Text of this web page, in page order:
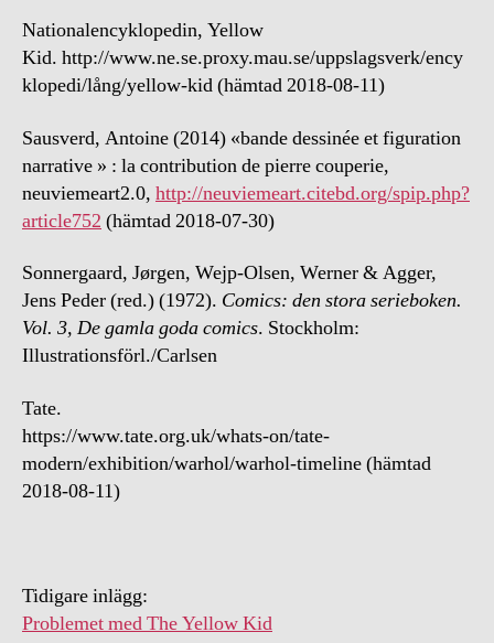
Nationalencyklopedin, Yellow
Kid. http://www.ne.se.proxy.mau.se/uppslagsverk/ency
klopedi/lång/yellow-kid(hämtad 2018-08-11)
Sausverd, Antoine (2014) «bande dessinée et figuration
narrative » : la contribution de pierre couperie,
neuviemeart2.0, http://neuviemeart.citebd.org/spip.php?
article752 (hämtad 2018-07-30)
Sonnergaard, Jørgen, Wejp-Olsen, Werner & Agger,
Jens Peder (red.) (1972). Comics: den stora serieboken.
Vol. 3, De gamla goda comics. Stockholm:
Illustrationsförl./Carlsen
Tate.
https://www.tate.org.uk/whats-on/tate-
modern/exhibition/warhol/warhol-timeline (hämtad
2018-08-11)
Tidigare inlägg:
Problemet med The Yellow Kid